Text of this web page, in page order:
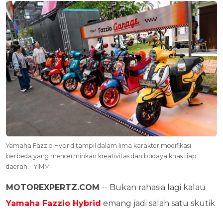
Yamaha Fazzio Hybrid tampil dalam lima karakter modifikasi
berbeda yang mencerminkan kreativitas dan budaya khas tiap
daerah.--YIMM
MOTOREXPERTZ.COM -- Bukan rahasia lagi kalau
Yamaha Fazzio Hybrid emang jadi salah satu skutik